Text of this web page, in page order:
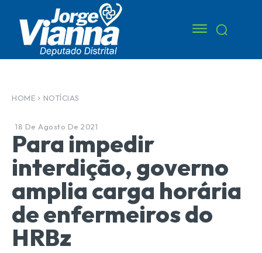
HOME NOTÍCIAS
18 De Agosto De 2021
Para impedir
interdição, governo
amplia carga horária
de enfermeiros do
HRBz